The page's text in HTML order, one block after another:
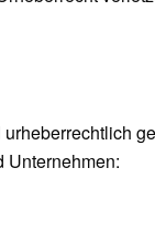
Unternehmen: